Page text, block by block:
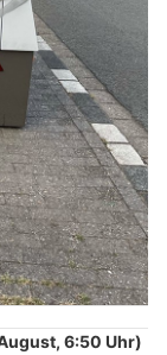
6:50 Uhr)